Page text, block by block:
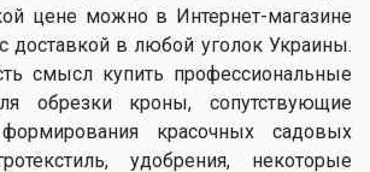
цене можно в Интернет-магазине
доставкой в любой уголок Украины.
смысл купить профессиональные
обрезки кроны, сопутствующие
красочных садовых
удобрения, некоторые